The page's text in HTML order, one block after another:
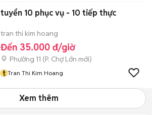
tuyển 10 phục vụ - 10 tiếp thực
tran thi kim hoang
Đến 35.000 đ/giờ
Phường 11 (P. Chợ Lớn mới)
t Tran Thi Kim Hoang
Xem thêm